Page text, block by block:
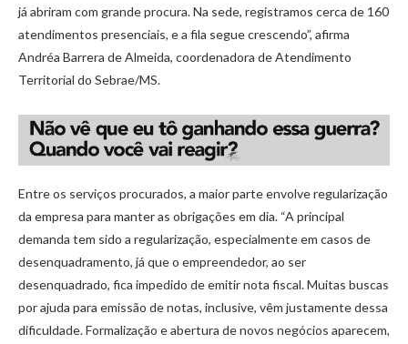
já abriram com grande procura. Na sede, registramos cerca de 160
atendimentos presenciais, e a fila segue crescendo”, afirma
Andréa Barrera de Almeida, coordenadora de Atendimento
Territorial do Sebrae/MS.
Entre os serviços procurados, a maior parte envolve regularização
da empresa para manter as obrigações em dia. “A principal
demanda tem sido a regularização, especialmente em casos de
desenquadramento, já que o empreendedor, ao ser
desenquadrado, fica impedido de emitir nota fiscal. Muitas buscas
por ajuda para emissão de notas, inclusive, vêm justamente dessa
dificuldade. Formalização e abertura de novos negócios aparecem,